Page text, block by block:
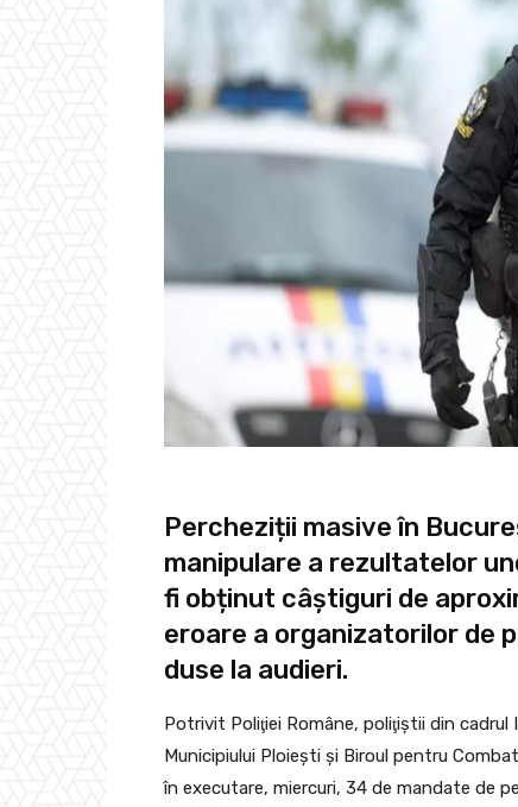
Percheziții masive în
manipulare a rezultatelor
fi obținut câștiguri de
eroare a organizatorilor de
duse la audieri.
Potrivit Poliţiei Române, poliţiştii din
Municipiului Ploieşti şi Biroul pentru
în executare, miercuri, 34 de mandate de